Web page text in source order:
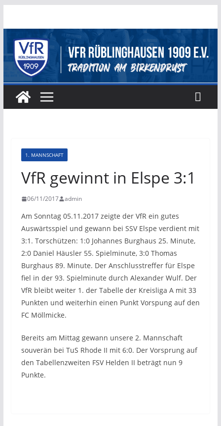
springen
1. MANNSCHAFT
VfR gewinnt in Elspe 3:1
06/11/2017 admin
Am Sonntag 05.11.2017 zeigte der VfR ein gutes
Auswärtsspiel und gewann bei SSV Elspe verdient mit
3:1. Torschützen: 1:0 Johannes Burghaus 25. Minute,
2:0 Daniel Häusler 55. Spielminute, 3:0 Thomas
Burghaus 89. Minute. Der Anschlusstreffer für Elspe
fiel in der 93. Spielminute durch Alexander Wulf. Der
VfR bleibt weiter 1. der Tabelle der Kreisliga A mit 33
Punkten und weiterhin einen Punkt Vorspung auf den
FC Möllmicke.
Bereits am Mittag gewann unsere 2. Mannschaft
souverän bei TuS Rhode II mit 6:0. Der Vorsprung auf
den Tabellenzweiten FSV Helden II beträgt nun 9
Punkte.